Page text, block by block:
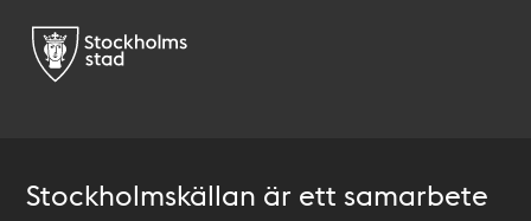
Stockholmskällan är ett samarbete